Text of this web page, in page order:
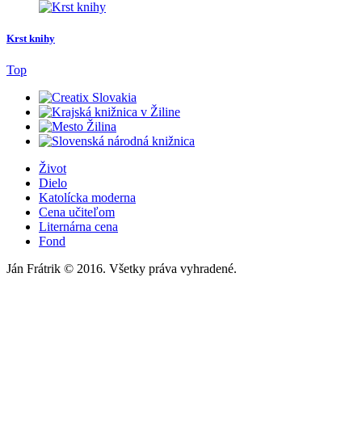
Krst knihy
Top
Život
Dielo
Katolícka moderna
Cena učiteľom
Liternárna cena
Fond
Ján Frátrik © 2016. Všetky práva vyhradené.